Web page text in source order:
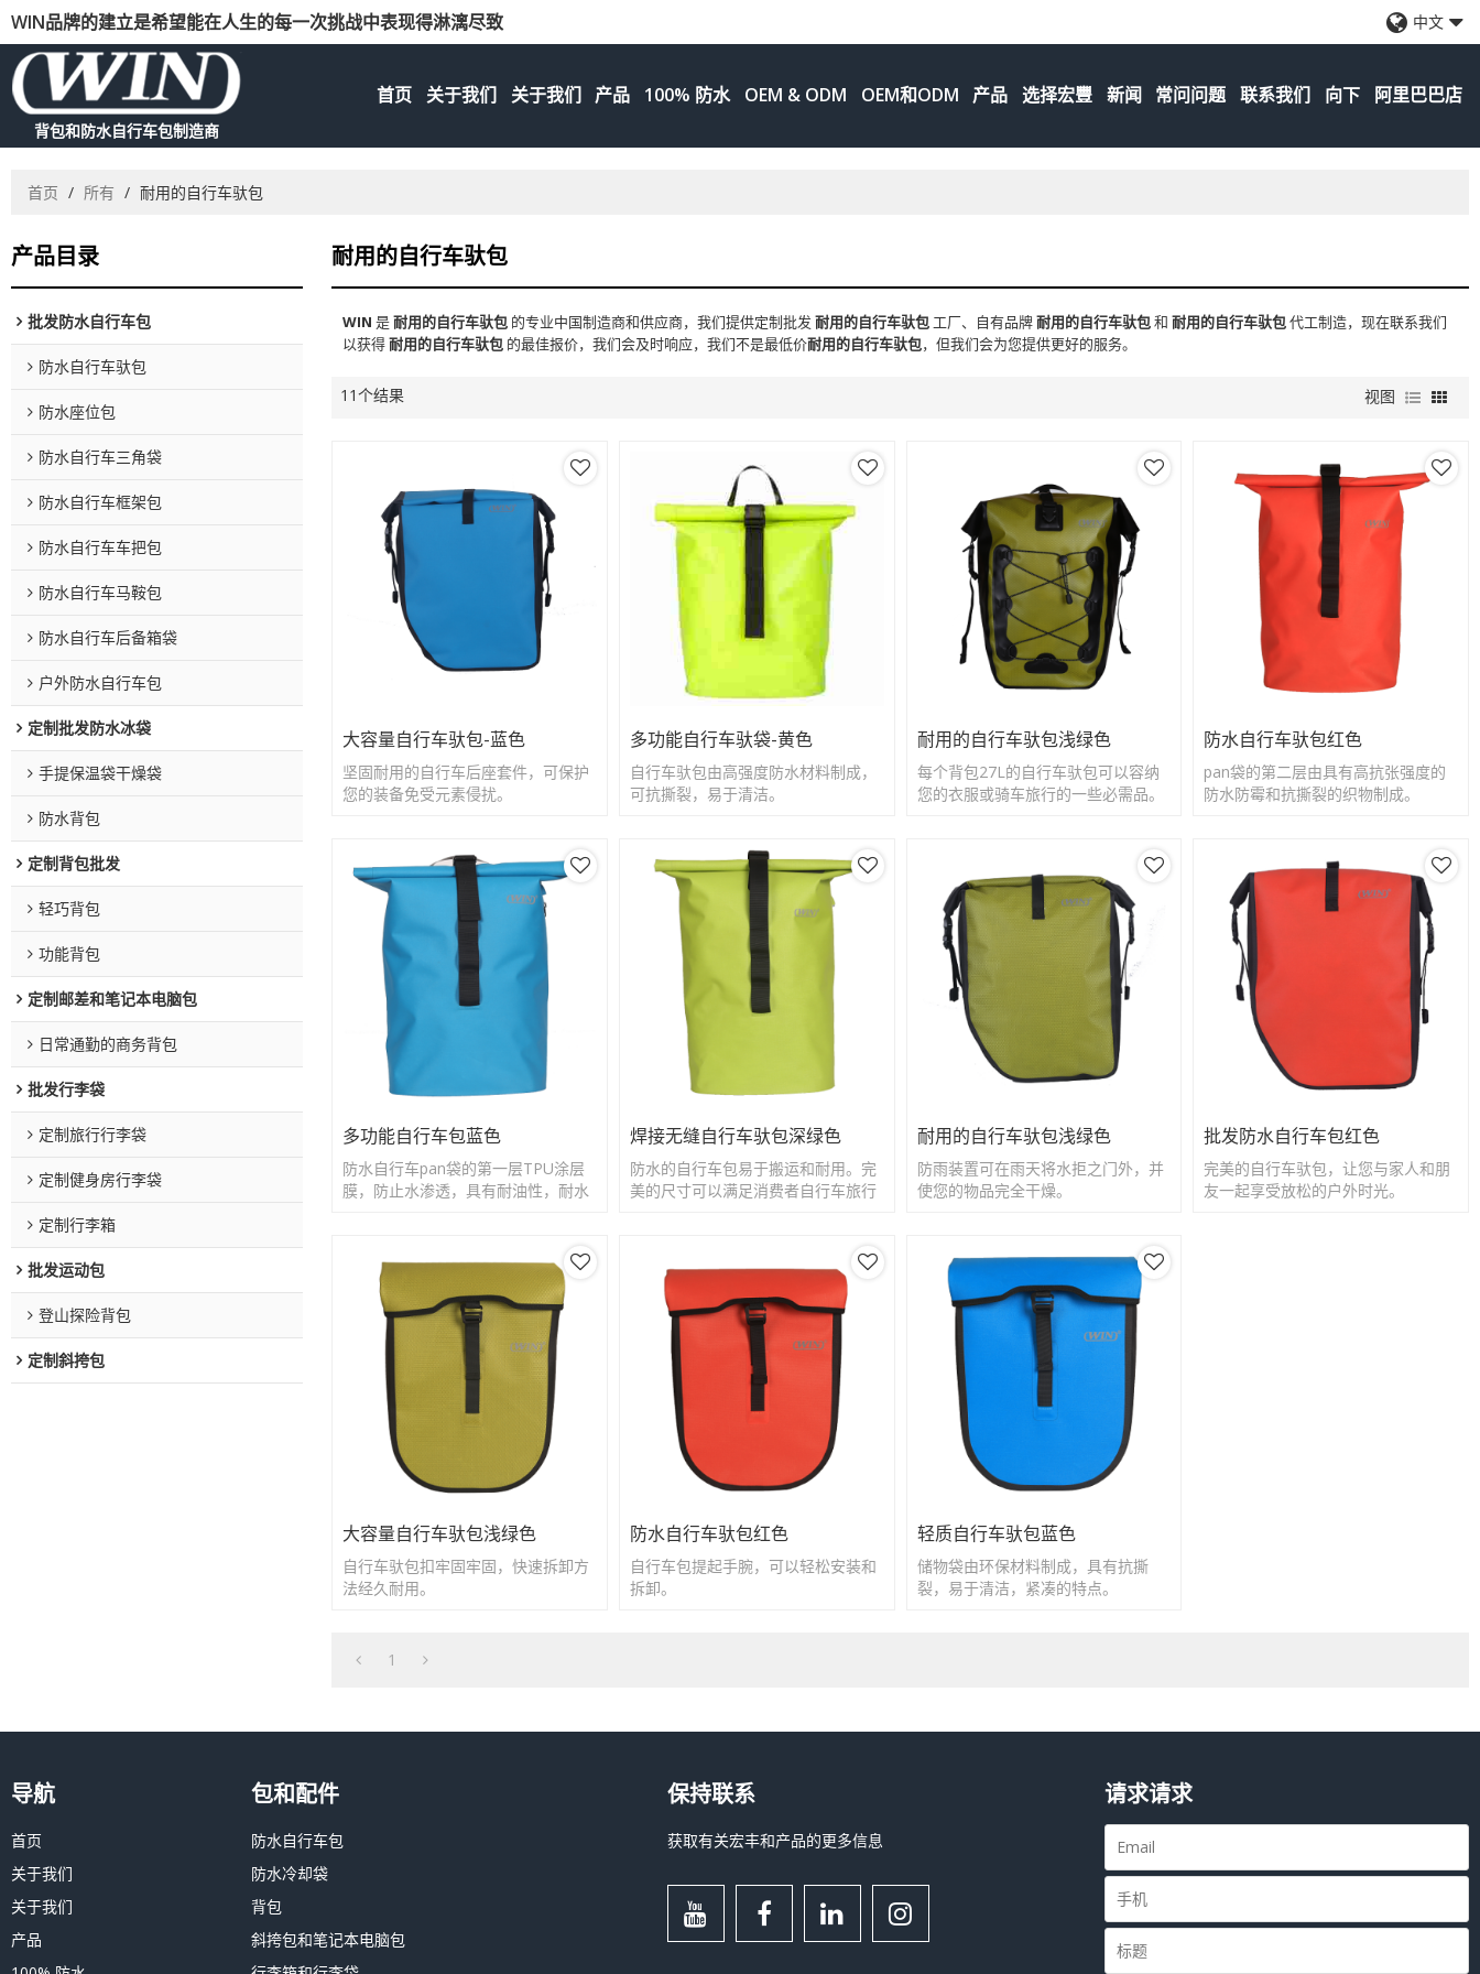
WIN品牌的建立是希望能在人生的每一次挑战中表现得淋漓尽致 中文
背包和防水自行车包制造商
首页 关于我们 关于我们 产品 100% 防水 OEM & ODM OEM和ODM 产品 选择宏豐 新闻 常问问题 联系我们 向下 阿里巴巴店
首页 / 所有 / 耐用的自行车驮包
产品目录
批发防水自行车包
防水自行车驮包
防水座位包
防水自行车三角袋
防水自行车框架包
防水自行车车把包
防水自行车马鞍包
防水自行车后备箱袋
户外防水自行车包
定制批发防水冰袋
手提保温袋干燥袋
防水背包
定制背包批发
轻巧背包
功能背包
定制邮差和笔记本电脑包
日常通勤的商务背包
批发行李袋
定制旅行行李袋
定制健身房行李袋
定制行李箱
批发运动包
登山探险背包
定制斜挎包
耐用的自行车驮包
WIN 是耐用的自行车驮包 的专业中国制造商和供应商，我们提供定制批发耐用的自行车驮包 工厂、自有品牌耐用的自行车驮包和耐用的自行车驮包代工制造，现在联系我们
以获得耐用的自行车驮包 的最佳报价，我们会及时响应，我们不是最低价耐用的自行车驮包，但我们会为您提供更好的服务。
11个结果 视图
大容量自行车驮包-蓝色
坚固耐用的自行车后座套件，可保护
您的装备免受元素侵扰。
多功能自行车驮袋-黄色
自行车驮包由高强度防水材料制成，
可抗撕裂，易于清洁。
耐用的自行车驮包浅绿色
每个背包27L的自行车驮包可以容纳
您的衣服或骑车旅行的一些必需品。
防水自行车驮包红色
pan袋的第二层由具有高抗张强度的
防水防霉和抗撕裂的织物制成。
多功能自行车包蓝色
防水自行车pan袋的第一层TPU涂层
膜，防止水渗透，具有耐油性，耐水
焊接无缝自行车驮包深绿色
防水的自行车包易于搬运和耐用。完
美的尺寸可以满足消费者自行车旅行
耐用的自行车驮包浅绿色
防雨装置可在雨天将水拒之门外，并
使您的物品完全干燥。
批发防水自行车包红色
完美的自行车驮包，让您与家人和朋
友一起享受放松的户外时光。
大容量自行车驮包浅绿色
自行车驮包扣牢固牢固，快速拆卸方
法经久耐用。
防水自行车驮包红色
自行车包提起手腕，可以轻松安装和
拆卸。
轻质自行车驮包蓝色
储物袋由环保材料制成，具有抗撕
裂，易于清洁，紧凑的特点。
1
导航
首页
关于我们
关于我们
产品
包和配件
防水自行车包
防水冷却袋
背包
斜挎包和笔记本电脑包
保持联系
获取有关宏丰和产品的更多信息
请求请求